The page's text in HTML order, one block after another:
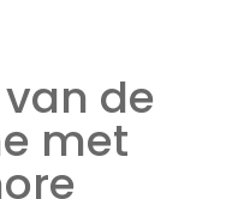
de
met